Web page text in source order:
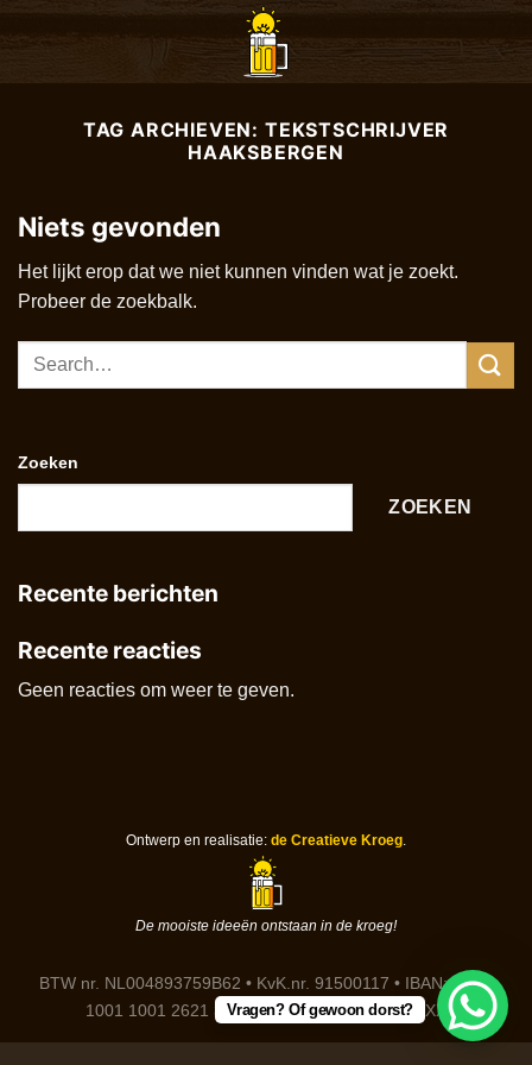
TAG ARCHIEVEN: TEKSTSCHRIJVER
HAAKSBERGEN
Niets gevonden
Het lijkt erop dat we niet kunnen vinden wat je zoekt.
Probeer de zoekbalk.
Zoeken
ZOEKEN
Recente berichten
Recente reacties
Geen reacties om weer te geven.
Ontwerp en realisatie: de Creatieve Kroeg.
De mooiste ideeën ontstaan in de kroeg!
BTW nr. NL004893759B62 • KvK.nr. 91500117 • IBAN: DE91
1001 1001 2621 3646 85 • BIC: NTSBDEB1XXX
Vragen? Of gewoon dorst?